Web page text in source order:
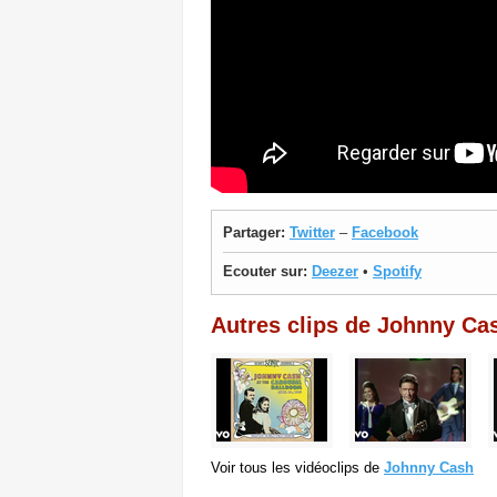
Partager: Twitter – Facebook
Ecouter sur: Deezer • Spotify
Autres clips de Johnny
Voir tous les vidéoclips de Johnny Cash